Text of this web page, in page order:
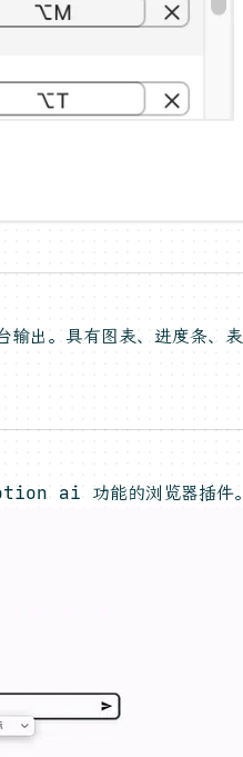
出。具有图表、进度条、表
ai 功能的浏览器插件。